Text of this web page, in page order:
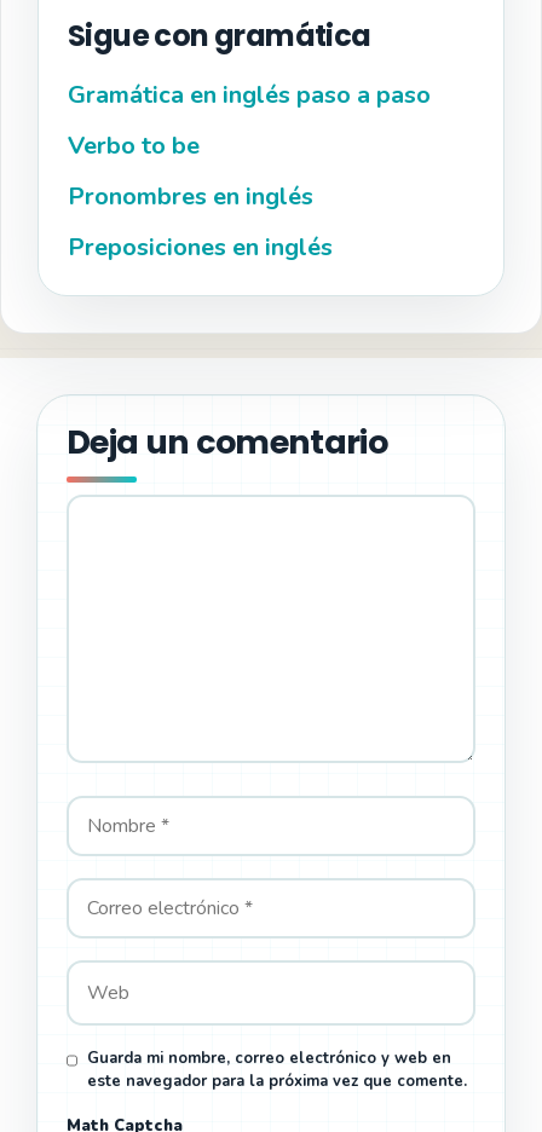
Sigue con gramática
Gramática en inglés paso a paso
Verbo to be
Pronombres en inglés
Preposiciones en inglés
Deja un comentario
Comentario
Nombre
Correo
Web
Guarda mi nombre, correo electrónico y web en
este navegador para la próxima vez que comente.
Math Captcha